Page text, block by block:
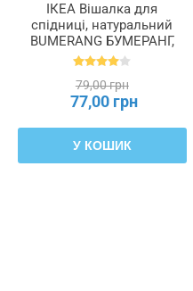
ІКЕА Вішалка для
спідниці, натуральний
BUMERANG БУМЕРАНГ,
404.324.79
79,00 грн
77,00 грн
У КОШИК